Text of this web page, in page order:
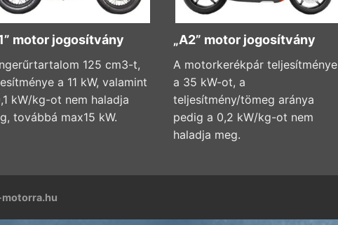
motor jogosítvány
125 cm3-t,
a 11 kW, valamint
kW/kg-ot nem haladja
továbbá max15 kW.
„A2” motor jogosítvány
A motorkerékpár teljesítménye
a 35 kW-ot, a
teljesítmény/tömeg aránya
pedig a 0,2 kW/kg-ot nem
haladja meg.